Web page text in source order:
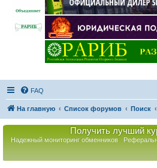
FAQ
На главную Список форумов Поиск
Получить лучший
Надежный мониторинг обменников